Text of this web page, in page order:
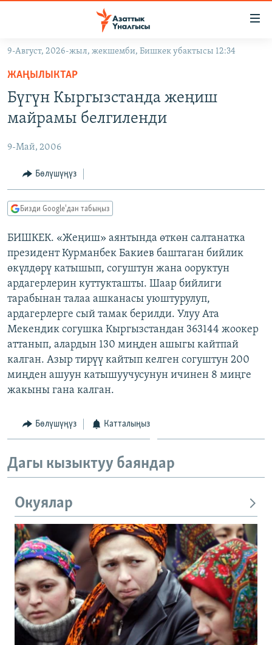
Навигацияга
өтүңүз
Издөөгө
салыңызКЫРГЫЗСТАН
ЭКОНОМИКА
МАДАНИЯТ
ДҮЙНӨ
БОРБОР АЗИЯ
УКРАИНА
АТАЙЫН ИЛИКТӨӨ
ТВ ПРОГРАММАЛАР
ЭКСПЕРТТЕР ТАЛДАЙТ
БИЗ ЖАНА ДҮЙНӨ
ЭЖЕ-СИҢДИЛЕР
ЫҢГАЙСЫЗ СУРООЛОР
ӨЗГӨЧӨ ПИКИР
Русский
ОНЛАЙН ШЕРИНЕ
ЭЕ/АРнун бардык сайттары
9-Август, 2026-жыл, жекшемби, Бишкек убактысы 12:34
ЖАҢЫЛЫКТАР
Бүгүн Кыргызстанда жеңиш
майрамы белгиленди
9-Май, 2006
Бөлүшүңүз
Бизди Google'дан табыңыз
БИШКЕК. «Жеңиш» аянтында өткөн салтанатка
президент Курманбек Бакиев баштаган бийлик
өкүлдөрү катышып, согуштун жана ооруктун
ардагерлерин куттукташты. Шаар бийлиги
тарабынан талаа ашканасы уюштурулуп,
ардагерлерге сый тамак берилди. Улуу Ата
Мекендик согушка Кыргызстандан 363144 жоокер
аттанып, алардын 130 миңден ашыгы кайтпай
калган. Азыр тирүү кайтып келген согуштун 200
миңден ашуун катышуучусунун ичинен 8 миңге
жакыны гана калган.
Бөлүшүңүз Катталыңыз
Дагы кызыктуу баяндар
Окуялар